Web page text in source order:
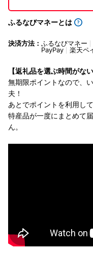
ふるなびマネーとは
決済方法： ふるなびマネー
PayPay
楽天ペ
【返礼品を選ぶ時間がな
無期限ポイントなので、
夫！
あとでポイントを利用し
特産品が一度にまとめて
ん。